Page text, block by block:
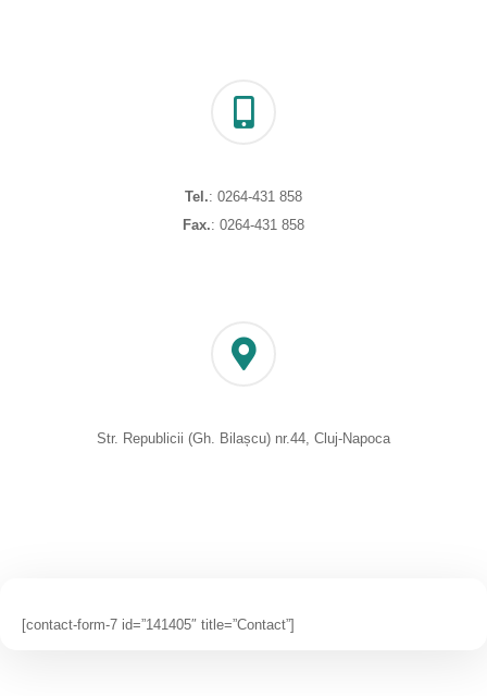
Tel.: 0264-431 858
Fax.: 0264-431 858
Str. Republicii (Gh. Bilașcu) nr.44, Cluj-Napoca
[contact-form-7 id=”141405″ title=”Contact”]